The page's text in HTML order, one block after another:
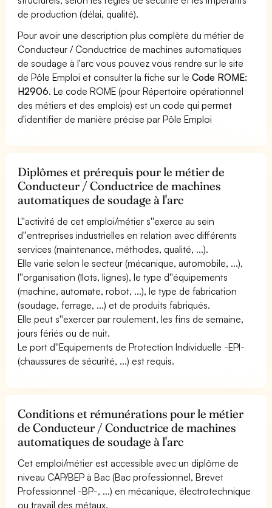
de production (délai, qualité).
Pour avoir une description plus complète du métier de
Conducteur / Conductrice de machines automatiques
de soudage à l'arc vous pouvez vous rendre sur le site
de Pôle Emploi et consulter la fiche sur leCode ROME:
H2906. Le code ROME (pour Répertoire opérationnel
des métiers et des emplois) est un code qui permet
d'identifier de manière précise par Pôle Emploi
Diplômes et prérequis pour le métier de
Conducteur / Conductrice de machines
automatiques de soudage à l'arc
L''activité de cet emploi/métier s''exerce au sein
d''entreprises industrielles en relation avec différents
services (maintenance, méthodes, qualité, ...).
Elle varie selon le secteur (mécanique, automobile, ...),
l''organisation (îlots, lignes), le type d''équipements
(machine, automate, robot, ...), le type de fabrication
(soudage, ferrage, ...) et de produits fabriqués.
Elle peut s''exercer par roulement, les fins de semaine,
jours fériés ou de nuit.
Le port d''Equipements de Protection Individuelle -EPI-
(chaussures de sécurité, ...) est requis.
Conditions et rémunérations pour le métier
de Conducteur / Conductrice de machines
automatiques de soudage à l'arc
Cet emploi/métier est accessible avec un diplôme de
niveau CAP/BEP à Bac (Bac professionnel, Brevet
Professionnel -BP-, ...) en mécanique, électrotechnique
ou travail des métaux.